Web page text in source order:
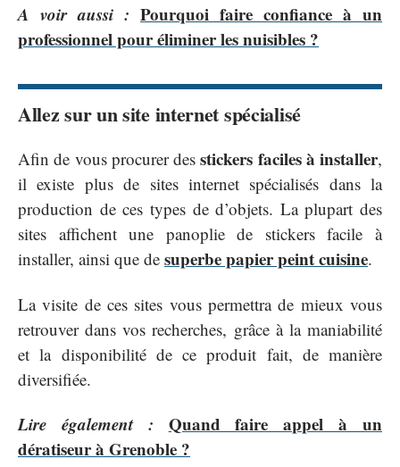
A voir aussi : Pourquoi faire confiance à un
professionnel pour éliminer les nuisibles ?
Allez sur un site internet spécialisé
Afin de vous procurer des stickers faciles à installer,
il existe plus de sites internet spécialisés dans la
production de ces types de d’objets. La plupart des
sites affichent une panoplie de stickers facile à
installer, ainsi que de superbe papier peint cuisine.
La visite de ces sites vous permettra de mieux vous
retrouver dans vos recherches, grâce à la maniabilité
et la disponibilité de ce produit fait, de manière
diversifiée.
Lire également :
Quand faire appel à un
dératiseur à Grenoble ?